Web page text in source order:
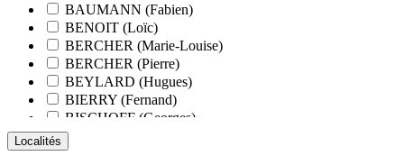
BAUMANN (Fabien)
BENOIT (Loïc)
BERCHER (Marie-Louise)
BERCHER (Pierre)
BEYLARD (Hugues)
BIERRY (Fernand)
BISCHOFF (Georges)
BLANCHARD (François)
BLANCHARD (Pierre-Valentin)
Localités